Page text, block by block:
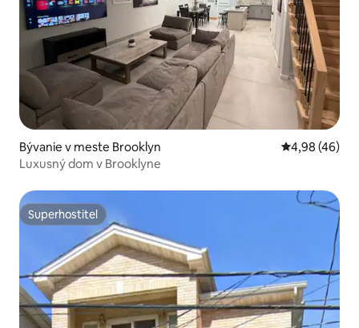
Bývanie v meste Brooklyn Priemerné
4,98 (46)
Luxusný dom v Brooklyne
Superhostiteľ
Superhostiteľ